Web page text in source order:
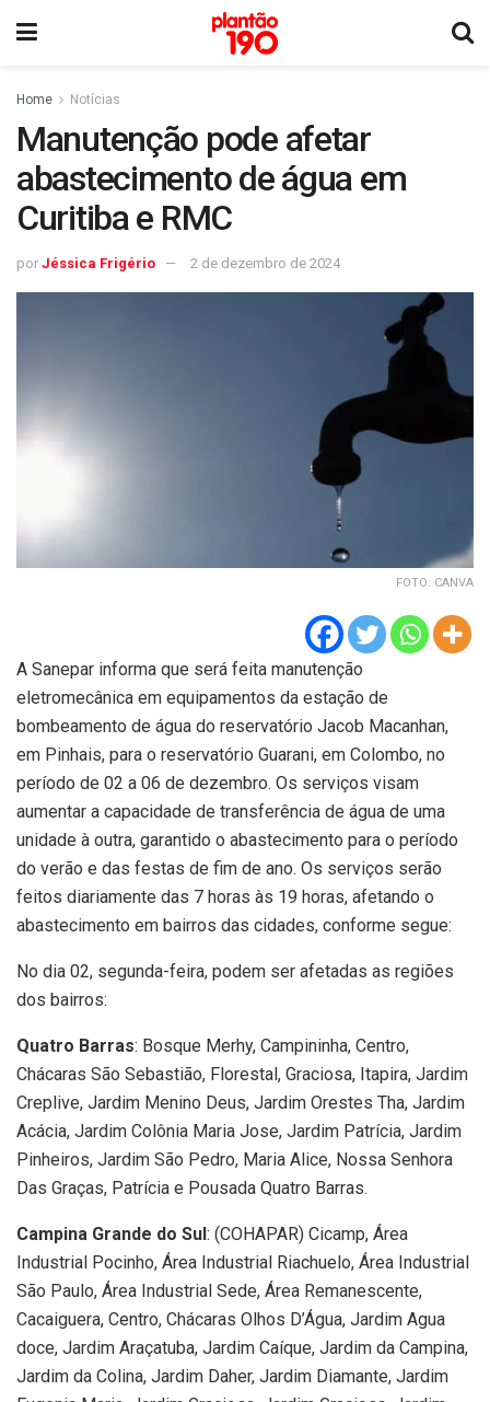
Home Notícias
Manutenção pode afetar
abastecimento de água em
Curitiba e RMC
por Jéssica Frigério 2 de dezembro de 2024
FOTO: CANVA
A Sanepar informa que será feita manutenção
eletromecânica em equipamentos da estação de
bombeamento de água do reservatório Jacob Macanhan,
em Pinhais, para o reservatório Guarani, em Colombo, no
período de 02 a 06 de dezembro. Os serviços visam
aumentar a capacidade de transferência de água de uma
unidade à outra, garantido o abastecimento para o período
do verão e das festas de fim de ano. Os serviços serão
feitos diariamente das 7 horas às 19 horas, afetando o
abastecimento em bairros das cidades, conforme segue:
No dia 02, segunda-feira, podem ser afetadas as regiões
dos bairros:
Quatro Barras: Bosque Merhy, Campininha, Centro,
Chácaras São Sebastião, Florestal, Graciosa, Itapira, Jardim
Creplive, Jardim Menino Deus, Jardim Orestes Tha, Jardim
Acácia, Jardim Colônia Maria Jose, Jardim Patrícia, Jardim
Pinheiros, Jardim São Pedro, Maria Alice, Nossa Senhora
Das Graças, Patrícia e Pousada Quatro Barras.
Campina Grande do Sul: (COHAPAR) Cicamp, Área
Industrial Pocinho, Área Industrial Riachuelo, Área Industrial
São Paulo, Área Industrial Sede, Área Remanescente,
Cacaiguera, Centro, Chácaras Olhos D’Água, Jardim Agua
doce, Jardim Araçatuba, Jardim Caíque, Jardim da Campina,
Jardim da Colina, Jardim Daher, Jardim Diamante, Jardim